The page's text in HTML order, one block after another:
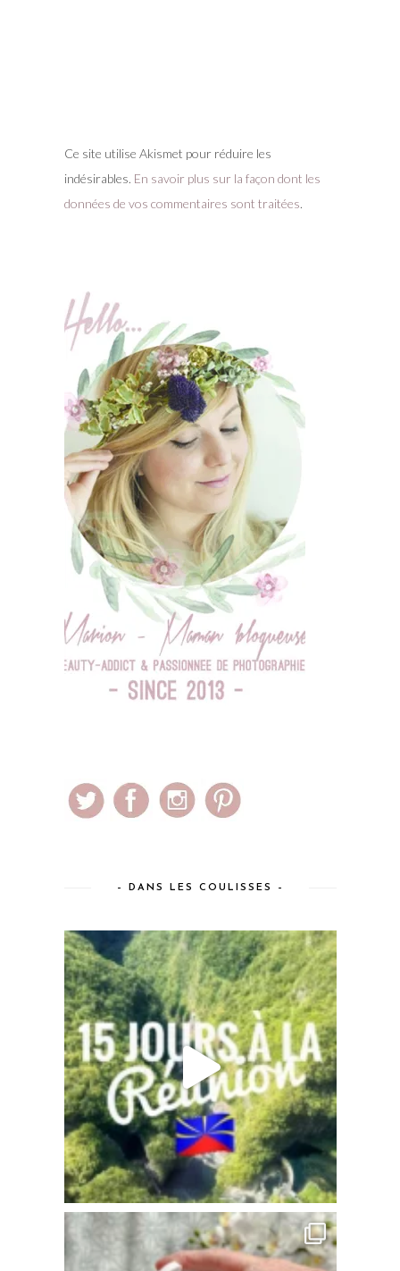
Ce site utilise Akismet pour réduire les
indésirables. En savoir plus sur la façon dont les
données de vos commentaires sont traitées.
– DANS LES COULISSES –